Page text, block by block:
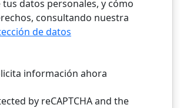
datos personales, y cómo
consultando nuestra
de datos
información ahora
by reCAPTCHA and the